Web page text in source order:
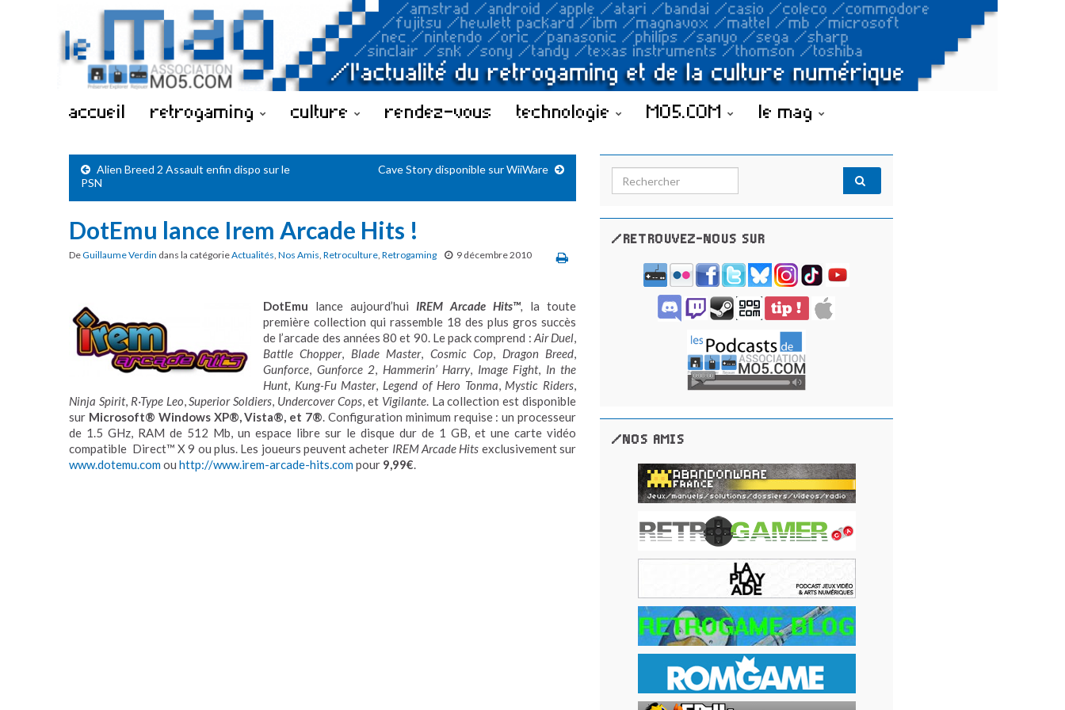
accueil retrogaming culture rendez-vous technologie MO5.COM le mag
Alien Breed 2 Assault enfin dispo sur le
PSN
Cave Story disponible sur WiiWare
DotEmu lance Irem Arcade Hits !
DeGuillaume Verdin dans la catégorieActualités, Nos Amis, Retroculture, Retrogaming 9 décembre 2010
DotEmu lance aujourd’hui IREM Arcade Hits™, la toute
première collection qui rassemble 18 des plus gros succès
de l’arcade des années 80 et 90. Le pack comprend : Air Duel,
Battle Chopper, Blade Master, Cosmic Cop, Dragon Breed,
Gunforce, Gunforce 2, Hammerin’ Harry, Image Fight, In the
Hunt, Kung-Fu Master, Legend of Hero Tonma, Mystic Riders,
Ninja Spirit, R·Type Leo,Superior Soldiers, Undercover Cops, et Vigilante. La collection est disponible
sur Microsoft® Windows XP®, Vista®, et 7®. Configuration minimum requise : un processeur
de 1.5 GHz, RAM de 512 Mb, un espace libre sur le disque dur de 1 GB, et une carte vidéo
compatible Direct™ X 9 ou plus. Les joueurs peuvent acheter IREM Arcade Hits exclusivement sur
www.dotemu.comou http://www.irem-arcade-hits.compour 9,99€.
Search for:
/RETROUVEZ-NOUS SUR
/NOS AMIS